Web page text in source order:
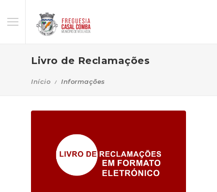
Livro de Reclamações
Início Informações